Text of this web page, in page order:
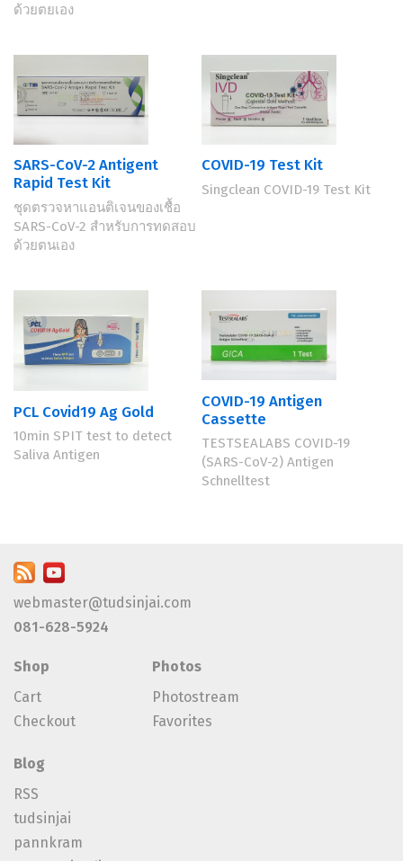
ด้วยตยเอง
SARS-CoV-2 Antigent
Rapid Test Kit
ชุดตรวจหาแอนติเจนของเชื้อ
SARS-CoV-2 สำหรับการทดสอบ
ด้วยตนเอง
COVID-19 Test Kit
Singclean COVID-19 Test Kit
PCL Covid19 Ag Gold
10min SPIT test to detect
Saliva Antigen
COVID-19 Antigen
Cassette
TESTSEALABS COVID-19
(SARS-CoV-2) Antigen
Schnelltest
webmaster@tudsinjai.com
081-628-5924
Shop
Cart
Checkout
Photos
Photostream
Favorites
Blog
RSS
tudsinjai
pannkram